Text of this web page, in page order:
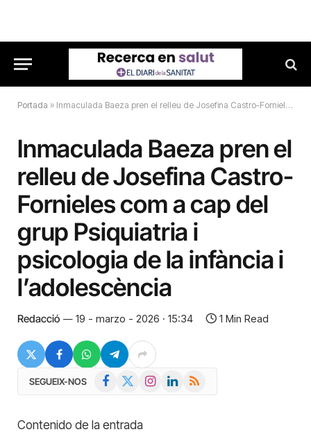
Portada » Inmaculada Baeza pren el relleu de Josefina Castro-Fornieles com a cap del grup Psiquiatria i psicologia de la infància i l’adolescència
Inmaculada Baeza pren el
relleu de Josefina Castro-
Fornieles com a cap del
grup Psiquiatria i
psicologia de la infància i
l’adolescència
Redacció 19 - marzo - 2026 · 15:34 1 Min Read
SEGUEIX-NOS Facebook InstagramLinkedIn
RSS
Contenido de la entrada